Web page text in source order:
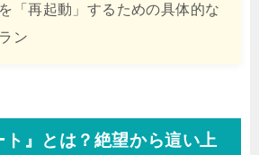
「再起動」するための具体的な
ン
ト』とは？絶望から這い上